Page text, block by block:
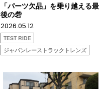
「パーツ欠品」を乗り越える最
後の砦
2026.05.12
TEST RIDE
ジャパンレーストラックトレンズ